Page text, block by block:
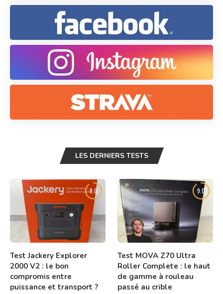
LES DERNIERS TESTS
9.0
Test Jackery Explorer
2000 V2 : le bon
compromis entre
puissance et transport ?
9.0
Test MOVA Z70 Ultra
Roller Complete : le haut
de gamme à rouleau
passé au crible